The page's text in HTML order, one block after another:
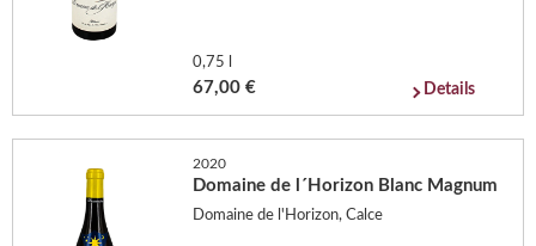
0,75 l
67,00 € Details
2020
Domaine de l´Horizon Blanc Magnum
Domaine de l'Horizon, Calce